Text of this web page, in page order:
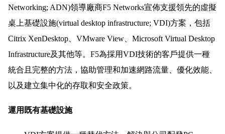
Networking; ADN)領導廠商F5 Networks宣佈支援領先的虛擬
桌上基礎設施(virtual desktop infrastructure; VDI)方案，包括
Citrix XenDesktop、VMware View、Microsoft Virtual Desktop
Infrastructure及其他等。F5為採用VDI技術的客戶提供一種
統合且完整的方法，協助管理和加速網路流量、優化效能、
以及建立集中化的存取和安全政策。
運用既有基礎設施